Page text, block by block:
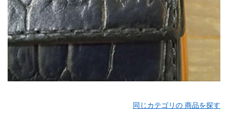
同じカテゴリの 商品を探す